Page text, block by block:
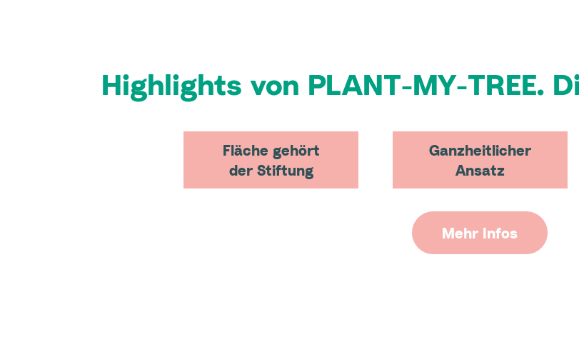
Highlights von PLANT-MY-TREE.
Fläche gehört
der Stiftung
Ganzheitlicher
Ansatz
Mehr Infos